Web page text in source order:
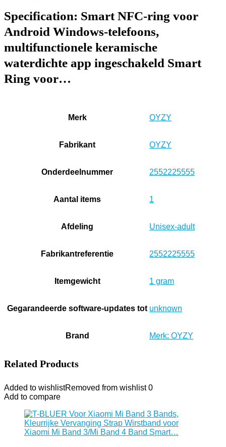
Specification: Smart NFC-ring voor
Android Windows-telefoons,
multifunctionele keramische
waterdichte app ingeschakeld Smart
Ring voor…
Merk ‎OYZY
Fabrikant ‎OYZY
Onderdeelnummer ‎2552225555
Aantal items ‎1
Afdeling ‎Unisex-adult
Fabrikantreferentie ‎2552225555
Itemgewicht ‎1 gram
Gegarandeerde software-updates tot ‎unknown
Brand Merk: OYZY
Related Products
Added to wishlistRemoved from wishlist 0
Add to compare